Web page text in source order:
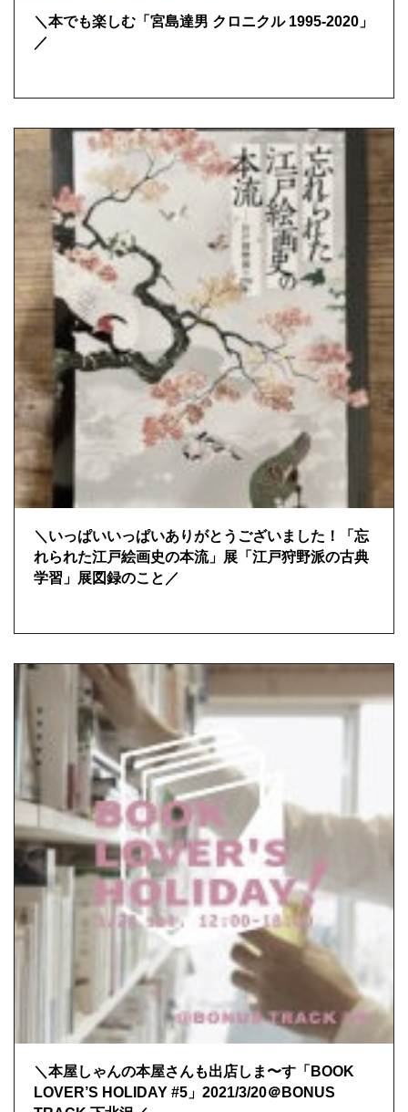
＼本でも楽しむ「宮島達男 クロニクル 1995-2020」
／
＼いっぱいいっぱいありがとうございました！「忘
れられた江戸絵画史の本流」展「江戸狩野派の古典
学習」展図録のこと／
＼本屋しゃんの本屋さんも出店しま〜す「BOOK
LOVER’S HOLIDAY #5」2021/3/20＠BONUS